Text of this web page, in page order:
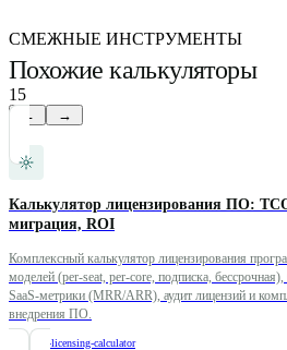
СМЕЖНЫЕ ИНСТРУМЕНТЫ
Похожие калькуляторы
15
← →
Калькулятор лицензирования ПО:
миграция, ROI
Комплексный калькулятор лицензирования
моделей (per-seat, per-core, подписка,
SaaS-метрики (MRR/ARR), аудит лицензий и
внедрения ПО.
software-licensing-calculator